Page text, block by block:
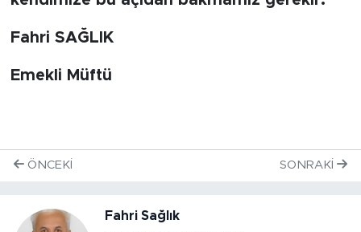
Fahri SAĞLIK
Emekli Müftü
ÖNCEKI SONRAKI
Fahri Sağlık